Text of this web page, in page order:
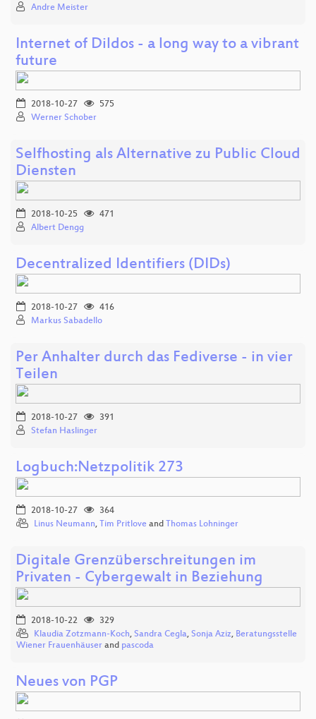
Andre Meister
Internet of Dildos - a long way to a vibrant
future
2018-10-27
575
Werner Schober
Selfhosting als Alternative zu Public Cloud
Diensten
2018-10-25
471
Albert Dengg
Decentralized Identifiers (DIDs)
2018-10-27
416
Markus Sabadello
Per Anhalter durch das Fediverse - in vier
Teilen
2018-10-27
391
Stefan Haslinger
Logbuch:Netzpolitik 273
2018-10-27
364
Linus Neumann, Tim Pritlove and Thomas Lohninger
Digitale Grenzüberschreitungen im
Privaten - Cybergewalt in Beziehung
2018-10-22
329
Klaudia Zotzmann-Koch, Sandra Cegla, Sonja Aziz, Beratungsstelle
Wiener Frauenhäuser and pascoda
Neues von PGP